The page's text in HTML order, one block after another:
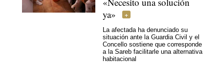
ya»
La afectada ha denunciado su
situación ante la Guardia Civil y el
Concello sostiene que corresponde
a la Sareb facilitarle una alternativa
habitacional